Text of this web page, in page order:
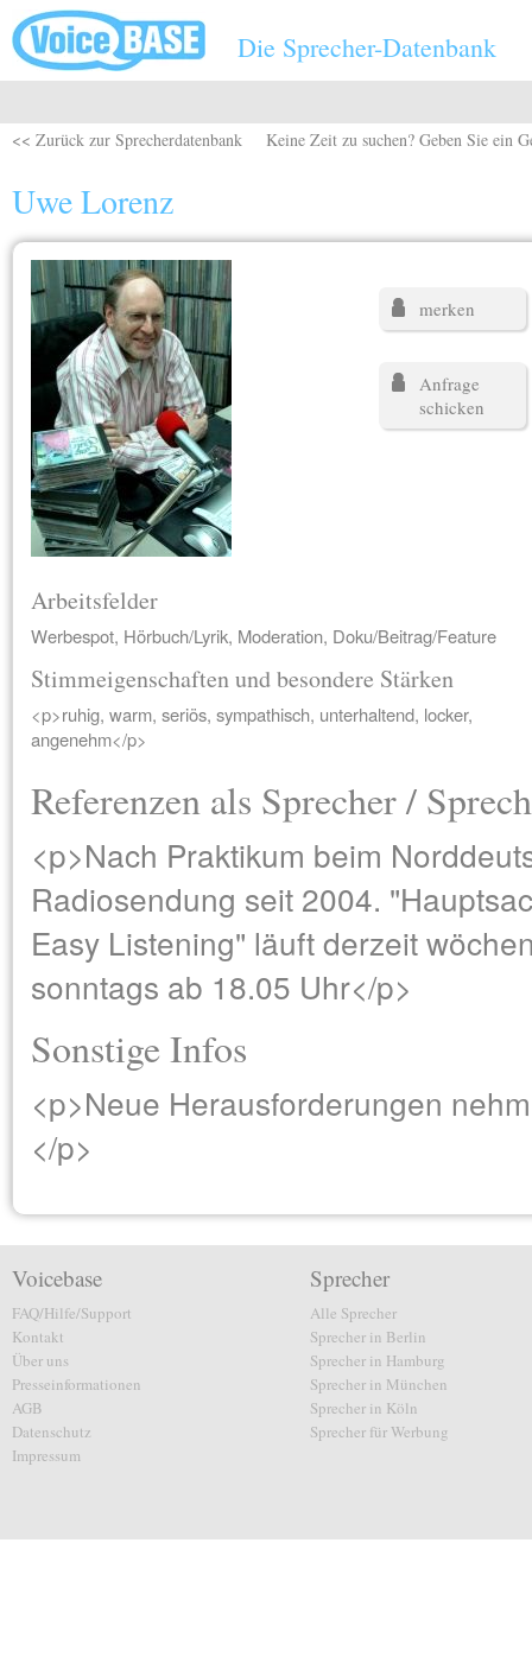
Direkt zum Inhalt
Die Sprecher-Datenbank
<< Zurück zur Sprecherdatenbank Keine Zeit zu suchen? Geben Sie ein
Uwe Lorenz
merken
Anfrage
schicken
Arbeitsfelder
Werbespot, Hörbuch/Lyrik, Moderation, Doku/Beitrag/Feature
Stimmeigenschaften und besondere Stärken
<p>ruhig, warm, seriös, sympathisch, unterhaltend, locker,
angenehm</p>
Referenzen als Sprecher /
<p>Nach Praktikum beim
Radiosendung seit 2004.
Easy Listening" läuft derzeit
sonntags ab 18.05 Uhr</p>
Sonstige Infos
<p>Neue Herausforderungen
</p>
Voicebase
FAQ/Hilfe/Support
Kontakt
Über uns
Presseinformationen
AGB
Datenschutz
Impressum
Sprecher
Alle Sprecher
Sprecher in Berlin
Sprecher in Hamburg
Sprecher in München
Sprecher in Köln
Sprecher für Werbung